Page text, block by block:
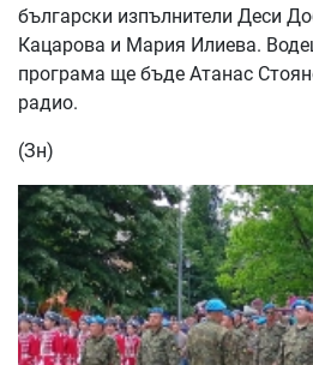
български изпълнители Деси
Кацарова и Мария Илиева.
програма ще бъде Атанас
радио.
(Зн)